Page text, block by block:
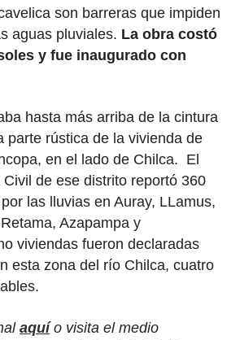
son barreras que impiden
aguas pluviales. La obra costó
y fue inaugurado con
hasta más arriba de la cintura
parte rústica de la vivienda de
en el lado de Chilca. El
de ese distrito reportó 360
las lluvias en Auray, LLamus,
Azapampa y
viviendas fueron declaradas
esta zona del río Chilca, cuatro
aquío visita el medio